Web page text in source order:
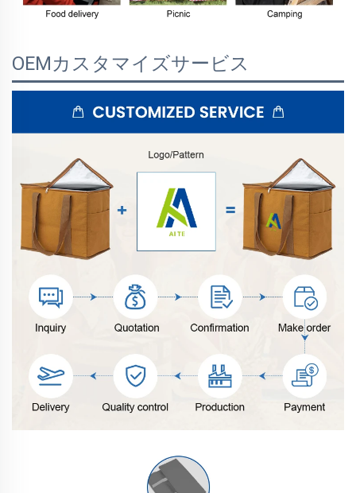
OEMカスタマイズサービス